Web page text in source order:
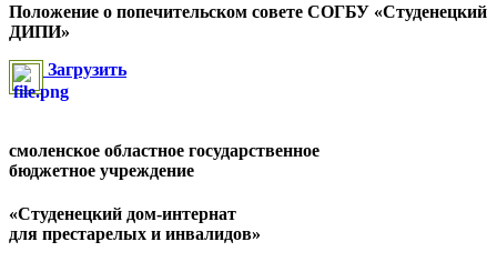
Положение о попечительском совете СОГБУ «Студенецкий
ДИПИ»
Загрузить
смоленское областное государственное
бюджетное учреждение
«Студенецкий дом-интернат
для престарелых и инвалидов»